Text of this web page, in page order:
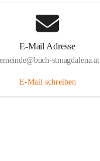
E-Mail Adresse
stmagdalena.at
E-Mail schreiben